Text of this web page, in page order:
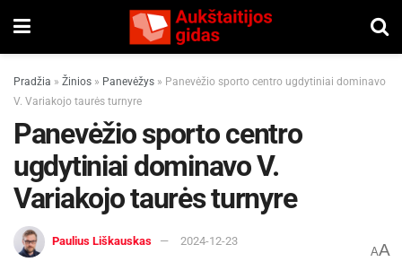
Pradžia » Žinios » Panevėžys » Panevėžio sporto centro ugdytiniai dominavo
V. Variakojo taurės turnyre
Panevėžio sporto centro
ugdytiniai dominavo V.
Variakojo taurės turnyre
Paulius Liškauskas
2024-12-23
AA